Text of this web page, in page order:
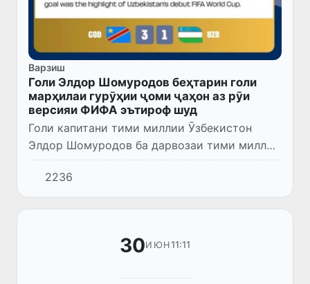
Варзиш
Голи Элдор Шомуродов беҳтарин голи
марҳилаи гурӯҳии ҷоми ҷаҳон аз рӯи
версияи ФИФА эътироф шуд
Голи капитани тими миллии Ӯзбекистон
Элдор Шомуродов ба дарвозаи тими миллии
Ҷумҳурии Демократии Конго дар натиҷаи
овоздиҳӣ дар вебсайти расмии ФИФА дар
бахши Goal of the Tournamen...
2236
30ИЮН11:11